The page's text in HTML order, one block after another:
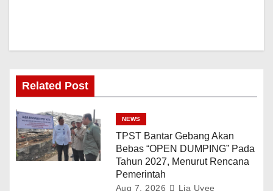
Related Post
NEWS
TPST Bantar Gebang Akan
Bebas “OPEN DUMPING” Pada
Tahun 2027, Menurut Rencana
Pemerintah
Aug 7, 2026 Lia Uyee